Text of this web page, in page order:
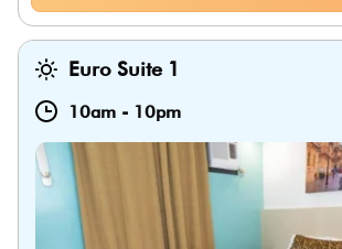
Euro Suite 1
10am - 10pm